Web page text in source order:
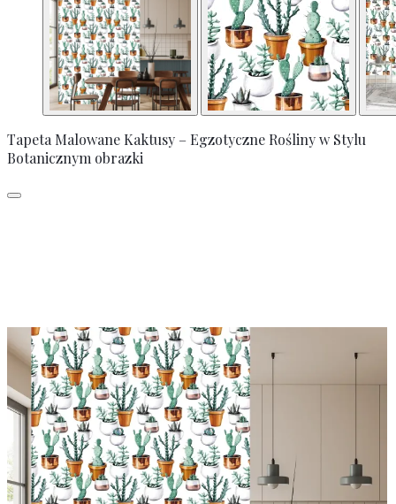
Tapeta Malowane Kaktusy – Egzotyczne Rośliny w Stylu
Botanicznym obrazki